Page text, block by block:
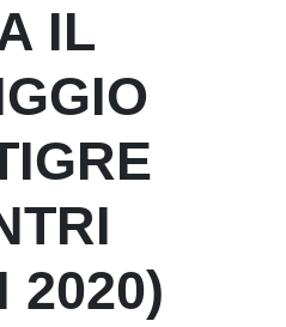
IL
2020)